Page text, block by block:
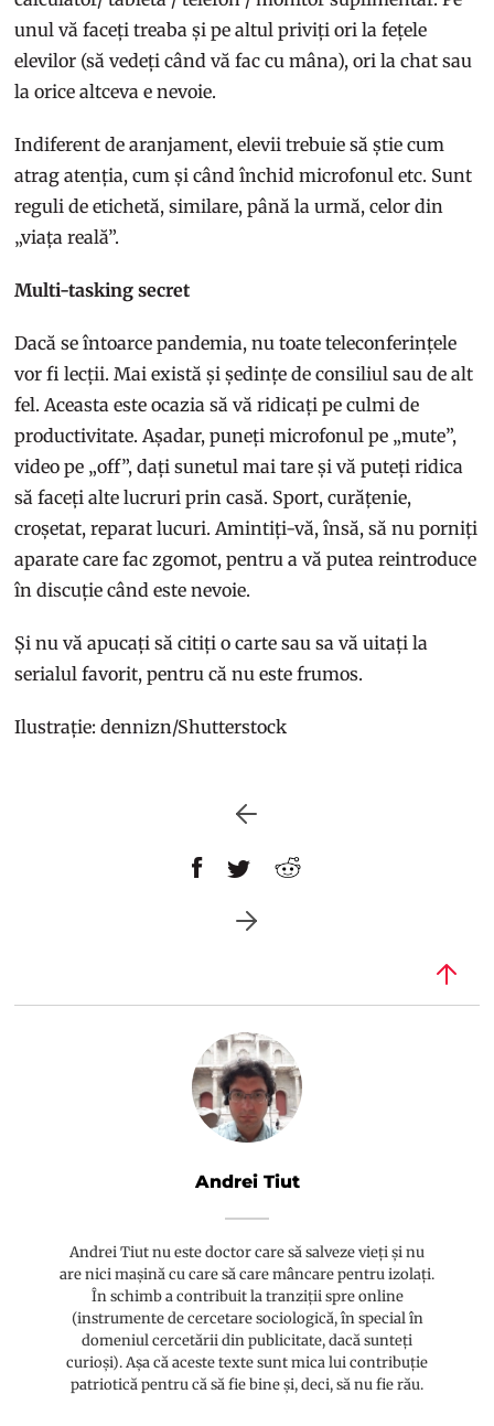
unul vă faceți treaba și pe altul priviți ori la fețele
elevilor (să vedeți când vă fac cu mâna), ori la chat sau
la orice altceva e nevoie.
Indiferent de aranjament, elevii trebuie să știe cum
atrag atenția, cum și când închid microfonul etc. Sunt
reguli de etichetă, similare, până la urmă, celor din
„viața reală”.
Multi-tasking secret
Dacă se întoarce pandemia, nu toate teleconferințele
vor fi lecții. Mai există și ședințe de consiliul sau de alt
fel. Aceasta este ocazia să vă ridicați pe culmi de
productivitate. Așadar, puneți microfonul pe „mute”,
video pe „off”, dați sunetul mai tare și vă puteți ridica
să faceți alte lucruri prin casă. Sport, curățenie,
croșetat, reparat lucuri. Amintiți-vă, însă, să nu porniți
aparate care fac zgomot, pentru a vă putea reintroduce
în discuție când este nevoie.
Și nu vă apucați să citiți o carte sau sa vă uitați la
serialul favorit, pentru că nu este frumos.
Ilustrație: dennizn/Shutterstock
Andrei Tiut
Andrei Tiut nu este doctor care să salveze vieți și nu
are nici mașină cu care să care mâncare pentru izolați.
În schimb a contribuit la tranziții spre online
(instrumente de cercetare sociologică, în special în
domeniul cercetării din publicitate, dacă sunteți
curioși). Așa că aceste texte sunt mica lui contribuție
patriotică pentru că să fie bine și, deci, să nu fie rău.